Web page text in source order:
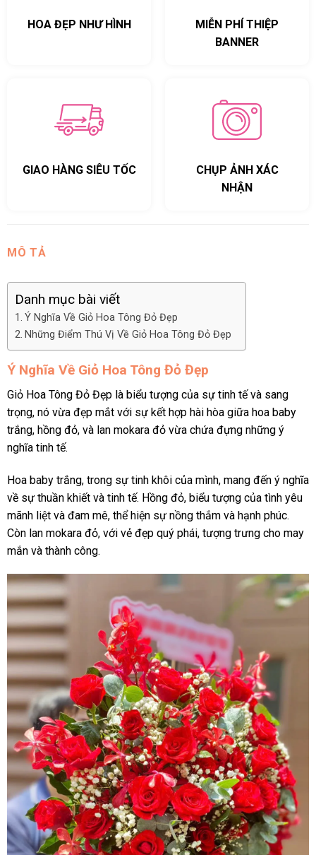
HOA ĐẸP NHƯ HÌNH
MIỄN PHÍ THIỆP
BANNER
GIAO HÀNG SIÊU TỐC
CHỤP ẢNH XÁC
NHẬN
MÔ TẢ
Danh mục bài viết
Ý Nghĩa Về Giỏ Hoa Tông Đỏ Đẹp
Những Điểm Thú Vị Về Giỏ Hoa Tông Đỏ Đẹp
Ý Nghĩa Về Giỏ Hoa Tông Đỏ Đẹp
Giỏ Hoa Tông Đỏ Đẹp là biểu tượng của sự tinh tế và sang
trọng, nó vừa đẹp mắt với sự kết hợp hài hòa giữa hoa baby
trắng, hồng đỏ, và lan mokara đỏ vừa chứa đựng những ý
nghĩa tinh tế.
Hoa baby trắng, trong sự tinh khôi của mình, mang đến ý nghĩa
về sự thuần khiết và tinh tế. Hồng đỏ, biểu tượng của tình yêu
mãnh liệt và đam mê, thể hiện sự nồng thắm và hạnh phúc.
Còn lan mokara đỏ, với vẻ đẹp quý phái, tượng trưng cho may
mắn và thành công.